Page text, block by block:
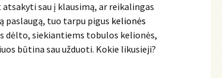
sau į klausimą, ar reikalingas
paslaugą, tuo tarpu pigus kelionės
dėlto, siekiantiems tobulos kelionės,
būtina sau užduoti. Kokie likusieji?